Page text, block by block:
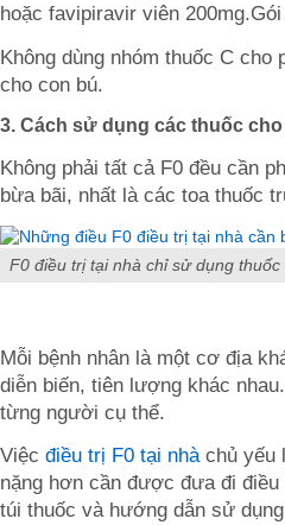
hoặc favipiravir viên
Không dùng nhóm thuốc C
cho con bú.
3. Cách sử dụng các thuốc cho
Không phải tất cả F0 đều cần
bừa bãi, nhất là các toa thuốc
F0 điều trị tại nhà chỉ sử dụng
Mỗi bệnh nhân là một cơ địa
diễn biến, tiên lượng khác
từng người cụ thể.
Việc điều trị F0 tại nhàchủ yếu
nặng hơn cần được đưa đi
túi thuốc và hướng dẫn sử